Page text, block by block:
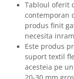
Tricouri biciclisti
Tricouri biciclisti
Tricouri biciclisti
Tricouri biciclisti
Tricouri skateboard
Tabloul oferit
contemporan
produs finit
necesita
Este produs
suport textil
acesteia pe